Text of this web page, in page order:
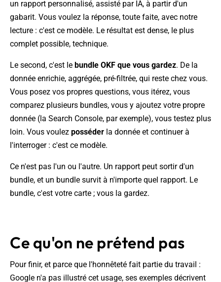
un rapport personnalisé, assisté par IA, à partir d'un
gabarit. Vous voulez la réponse, toute faite, avec notre
lecture : c'est ce modèle. Le résultat est dense, le plus
complet possible, technique.
Le second, c'est le bundle OKF que vous gardez. De la
donnée enrichie, aggrégée, pré-filtrée, qui reste chez vous.
Vous posez vos propres questions, vous itérez, vous
comparez plusieurs bundles, vous y ajoutez votre propre
donnée (la Search Console, par exemple), vous testez plus
loin. Vous voulez posséder la donnée et continuer à
l'interroger : c'est ce modèle.
Ce n'est pas l'un ou l'autre. Un rapport peut sortir d'un
bundle, et un bundle survit à n'importe quel rapport. Le
bundle, c'est votre carte ; vous la gardez.
Ce qu'on ne prétend pas
Pour finir, et parce que l'honnêteté fait partie du travail :
Google n'a pas illustré cet usage, ses exemples décrivent